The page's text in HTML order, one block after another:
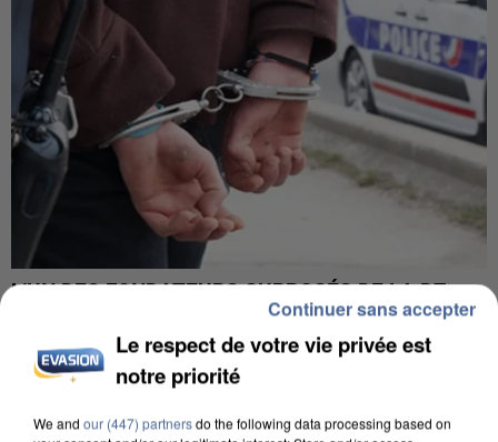
L’UN DES FONDATEURS SUPPOSÉS DE LA DZ
MAFIA INTERPELLÉ EN ALGÉRIE
Le respect de votre vie privée est
notre priorité
We and our (447) partnersdo the following data processing based on
Continuer sans accepter